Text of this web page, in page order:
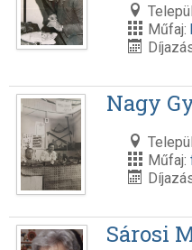
Műfaj:
Nagy
Műfaj:
Sárosi